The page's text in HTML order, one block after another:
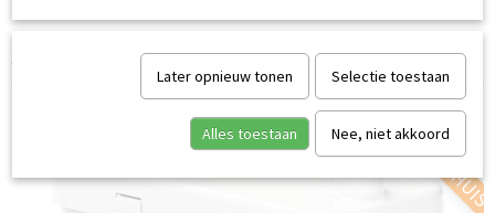
SANIVITE SILENCE +
SERVICE AAN HUIS
Later opnieuw tonen Selectie toestaan
Alles toestaan Nee, niet akkoord